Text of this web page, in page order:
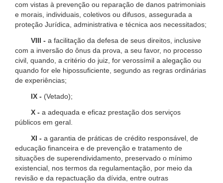
com vistas à prevenção ou reparação de danos patrimoniais
e morais, individuais, coletivos ou difusos, assegurada a
proteção Jurídica, administrativa e técnica aos necessitados;
VIII - a facilitação da defesa de seus direitos, inclusive
com a inversão do ônus da prova, a seu favor, no processo
civil, quando, a critério do juiz, for verossímil a alegação ou
quando for ele hipossuficiente, segundo as regras ordinárias
de experiências;
IX - (Vetado);
X - a adequada e eficaz prestação dos serviços
públicos em geral.
XI - a garantia de práticas de crédito responsável, de
educação financeira e de prevenção e tratamento de
situações de superendividamento, preservado o mínimo
existencial, nos termos da regulamentação, por meio da
revisão e da repactuação da dívida, entre outras